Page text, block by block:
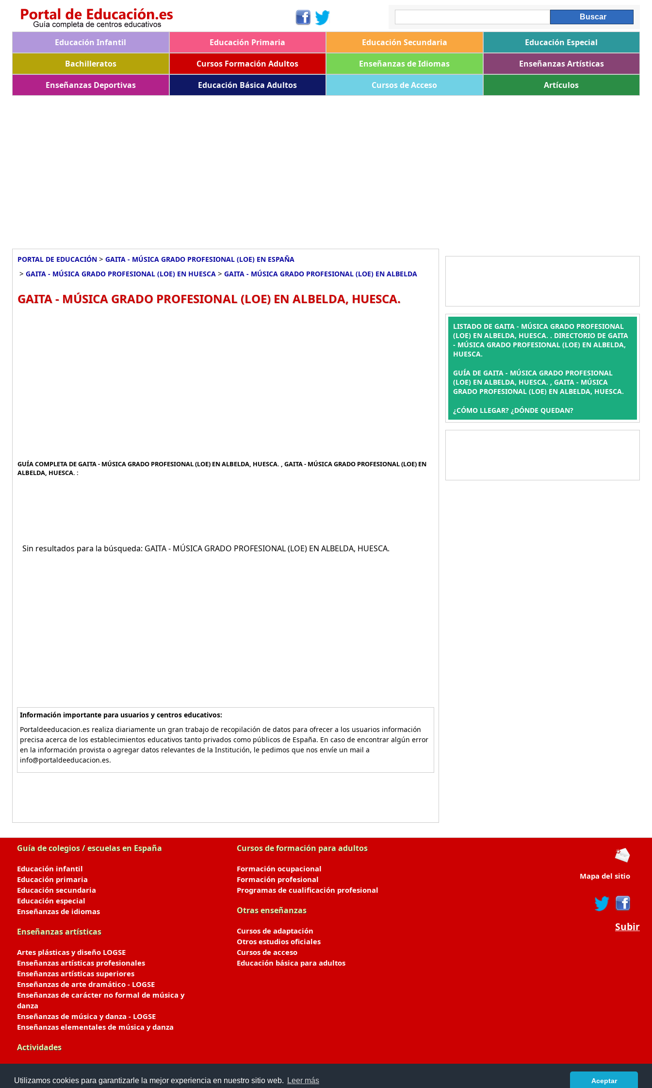
Utilizamos cookies para garantizarle la mejor experiencia en nuestro sitio web. Leer más Aceptar
Educación Infantil Educación Primaria Educación Secundaria
Educación Especial
Bachilleratos
Cursos Formación Adultos Enseñanzas de Idiomas
Enseñanzas Artísticas
Enseñanzas Deportivas
Educación Básica Adultos Cursos de Acceso Artículos
PORTAL DE EDUCACIÓN > GAITA - MÚSICA GRADO PROFESIONAL (LOE) EN ESPAÑA
> GAITA - MÚSICA GRADO PROFESIONAL (LOE) EN HUESCA > GAITA - MÚSICA GRADO PROFESIONAL (LOE) EN ALBELDA
GAITA - MÚSICA GRADO PROFESIONAL (LOE) EN ALBELDA, HUESCA.
GUÍA COMPLETA DE GAITA - MÚSICA GRADO PROFESIONAL (LOE) EN ALBELDA, HUESCA. , GAITA - MÚSICA GRADO PROFESIONAL (LOE) EN
ALBELDA, HUESCA. :
Sin resultados para la búsqueda: GAITA - MÚSICA GRADO PROFESIONAL (LOE) EN ALBELDA, HUESCA.
Información importante para usuarios y centros educativos:
Portaldeeducacion.es realiza diariamente un gran trabajo de recopilación de datos para ofrecer a los usuarios información
precisa acerca de los establecimientos educativos tanto privados como públicos de España. En caso de encontrar algún error
en la información provista o agregar datos relevantes de la Institución, le pedimos que nos envíe un mail a
info@portaldeeducacion.es.
LISTADO DE GAITA - MÚSICA GRADO PROFESIONAL
(LOE) EN ALBELDA, HUESCA. . DIRECTORIO DE GAITA
- MÚSICA GRADO PROFESIONAL (LOE) EN ALBELDA,
HUESCA.
GUÍA DE GAITA - MÚSICA GRADO PROFESIONAL
(LOE) EN ALBELDA, HUESCA. , GAITA - MÚSICA
GRADO PROFESIONAL (LOE) EN ALBELDA, HUESCA.
¿CÓMO LLEGAR? ¿DÓNDE QUEDAN?
Guía de colegios / escuelas en España
Educación infantil
Educación primaria
Educación secundaria
Educación especial
Enseñanzas de idiomas
Enseñanzas artísticas
Artes plásticas y diseño LOGSE
Enseñanzas artísticas profesionales
Enseñanzas artísticas superiores
Enseñanzas de arte dramático - LOGSE
Enseñanzas de carácter no formal de música y
danza
Enseñanzas de música y danza - LOGSE
Enseñanzas elementales de música y danza
Actividades
Cursos de formación para adultos
Formación ocupacional
Formación profesional
Programas de cualificación profesional
Otras enseñanzas
Cursos de adaptación
Otros estudios oficiales
Cursos de acceso
Educación básica para adultos
Mapa del sitio
Subir